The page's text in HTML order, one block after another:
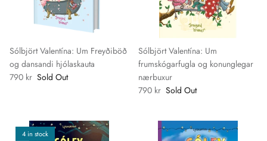
Sólbjört Valentína: Um Freyðiböð
og dansandi hjólaskauta
790 kr Sold Out
Sólbjört Valentína: Um
frumskógarfugla og konunglegar
nærbuxur
790 kr Sold Out
4 in stock